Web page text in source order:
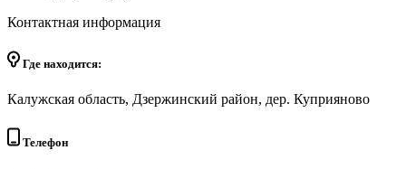
Контактная информация
Где находится:
Калужская область, Дзержинский район, дер. Куприяново
Телефон